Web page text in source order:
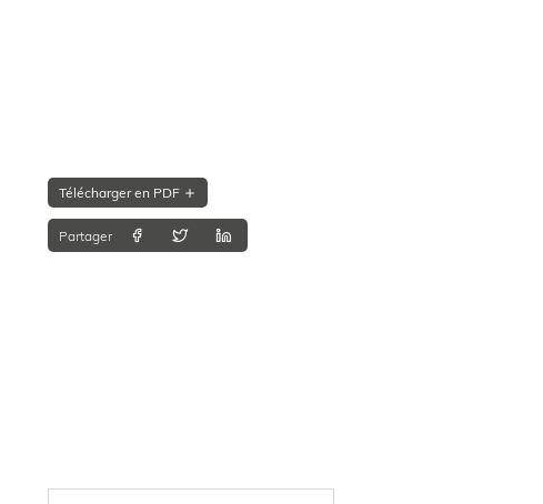
Télécharger en PDF
Partager